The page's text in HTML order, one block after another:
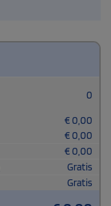
0
€0,00
€0,00
€0,00
Gratis
Gratis